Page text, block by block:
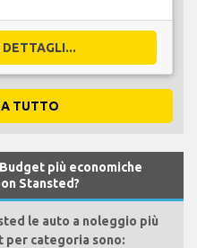
TUTTO
più economiche
Stansted?
le auto a noleggio più
per categoria sono: